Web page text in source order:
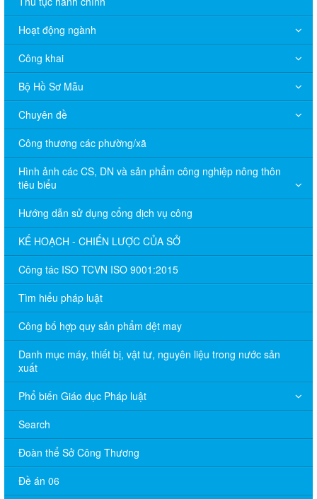
Hoạt động ngành
Công khai
Bộ Hồ Sơ Mẫu
Chuyên đề
Công thương các phường/xã
Hình ảnh các CS, DN và sản phẩm công nghiệp nông thôn
tiêu biểu
Hướng dẫn sử dụng cổng dịch vụ công
KẾ HOẠCH - CHIẾN LƯỢC CỦA SỞ
Công tác ISO TCVN ISO 9001:2015
Tìm hiểu pháp luật
Công bố hợp quy sản phẩm dệt may
Danh mục máy, thiết bị, vật tư, nguyên liệu trong nước sản
xuất
Phổ biến Giáo dục Pháp luật
Search
Đoàn thể Sở Công Thương
Đề án 06